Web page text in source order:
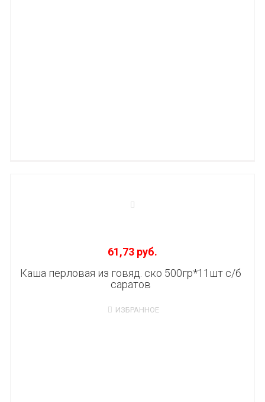
61,73 руб.
Каша перловая из говяд. ско 500гр*11шт с/б
саратов
ИЗБРАННОЕ